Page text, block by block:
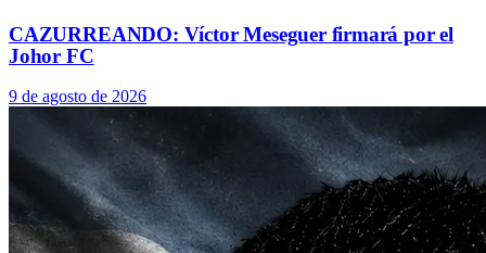
CAZURREANDO: Víctor Meseguer firmará por el
Johor FC
9 de agosto de 2026